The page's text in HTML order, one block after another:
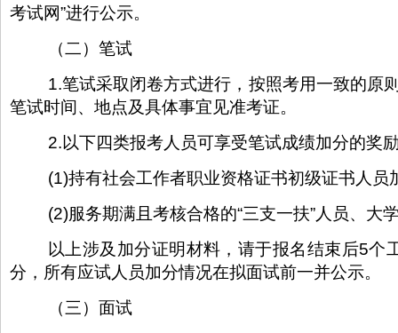
考试网”进行公示。
（二）笔试
1.笔试采取闭卷方式进行，按照考用一致的原
笔试时间、地点及具体事宜见准考证。
2.以下四类报考人员可享受笔试成绩加分的奖
(1)持有社会工作者职业资格证书初级证书人
(2)服务期满且考核合格的“三支一扶”人员、大
以上涉及加分证明材料，请于报名结束后5
分，所有应试人员加分情况在拟面试前一并公示。
（三）面试